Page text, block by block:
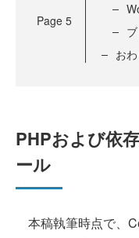
Page 5
お
PHPおよび依
ール
本稿執筆時点で、